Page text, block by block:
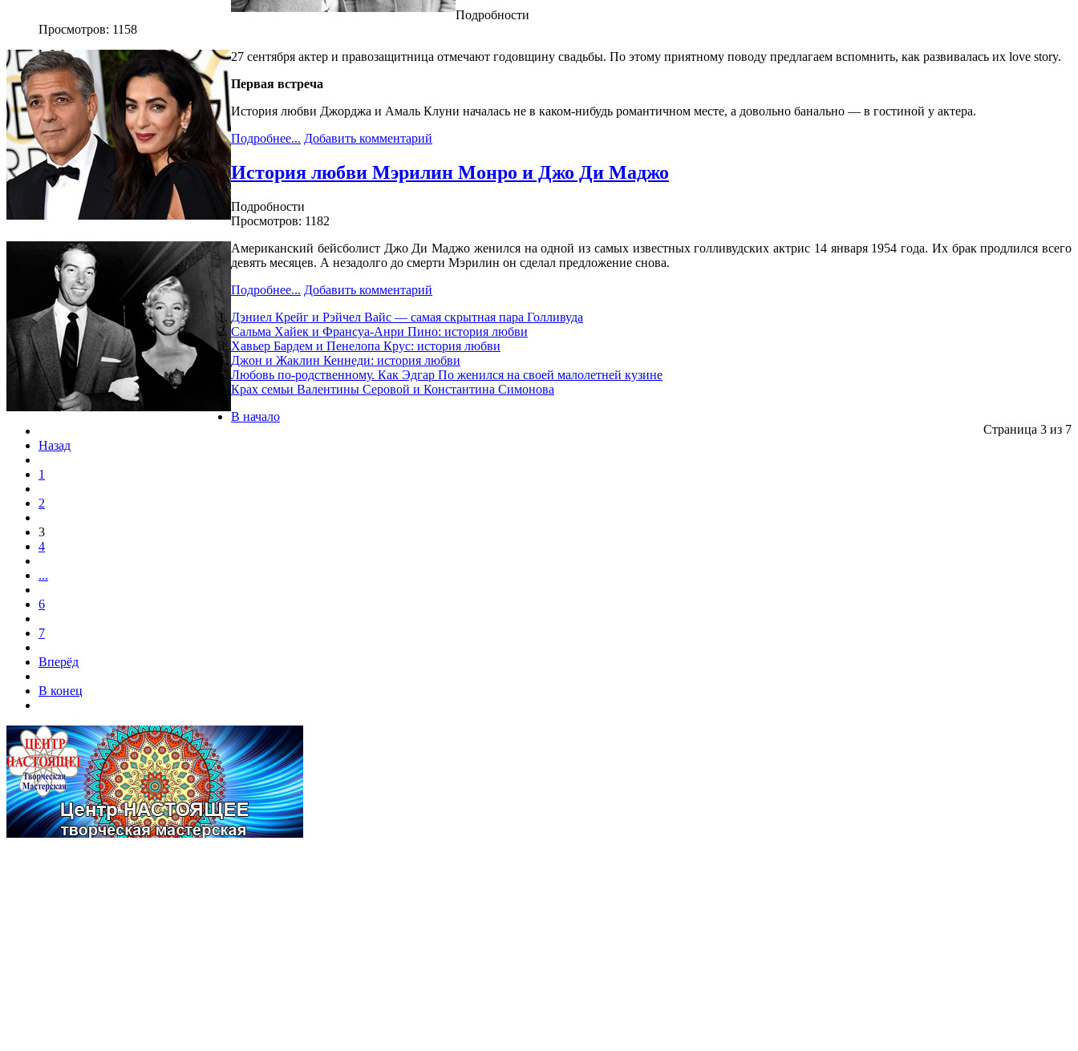
Подробности
Просмотров: 1158
27 сентября актер и правозащитница отмечают годовщину свадьбы. По этому приятному поводу предлагаем вспомнить, как развивалась их love story.
Первая встреча
История любви Джорджа и Амаль Клуни началась не в каком-нибудь романтичном месте, а довольно банально — в гостиной у актера.
Подробнее... Добавить комментарий
История любви Мэрилин Монро и Джо Ди Маджо
Подробности
Просмотров: 1182
Американский бейсболист Джо Ди Маджо женился на одной из самых известных голливудских актрис 14 января 1954 года. Их брак продлился всего
девять месяцев. А незадолго до смерти Мэрилин он сделал предложение снова.
Подробнее... Добавить комментарий
Дэниел Крейг и Рэйчел Вайс — самая скрытная пара Голливуда
Сальма Хайек и Франсуа-Анри Пино: история любви
Хавьер Бардем и Пенелопа Крус: история любви
Джон и Жаклин Кеннеди: история любви
Любовь по-родственному. Как Эдгар По женился на своей малолетней кузине
Крах семьи Валентины Серовой и Константина Симонова
Страница 3 из 7
В начало
Назад
1
2
3
4
...
6
7
Вперёд
В конец